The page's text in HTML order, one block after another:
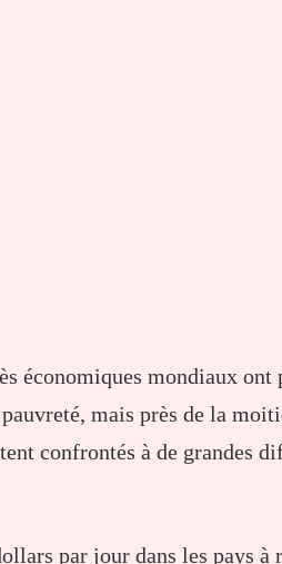
économiques mondiaux
mais près de la
confrontés à de grandes
par jour dans les pays à